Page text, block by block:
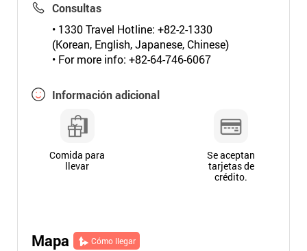
Consultas
• 1330 Travel Hotline: +82-2-1330
(Korean, English, Japanese, Chinese)
• For more info: +82-64-746-6067
Información adicional
Comida para
llevar
Se aceptan
tarjetas de
crédito.
Mapa Cómo llegar